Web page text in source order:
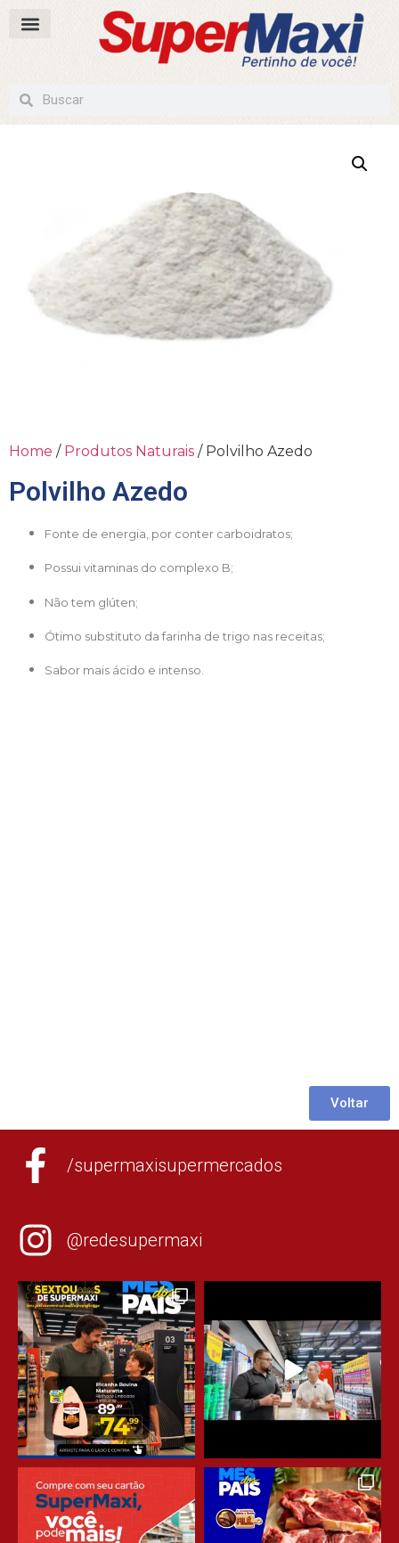
Home / Produtos Naturais / Polvilho Azedo
Polvilho Azedo
Fonte de energia, por conter carboidratos;
Possui vitaminas do complexo B;
Não tem glúten;
Ótimo substituto da farinha de trigo nas receitas;
Sabor mais ácido e intenso.
Voltar
/supermaxisupermercados
@redesupermaxi